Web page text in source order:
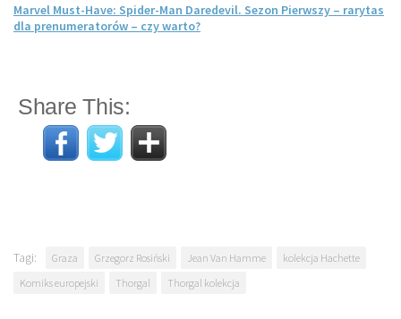
Marvel Must-Have: Spider-Man Daredevil. Sezon Pierwszy – rarytas
dla prenumeratorów – czy warto?
Share This:
Tagi: Graza Grzegorz Rosiński Jean Van Hamme
kolekcja Hachette
Komiks europejski
Thorgal Thorgal kolekcja